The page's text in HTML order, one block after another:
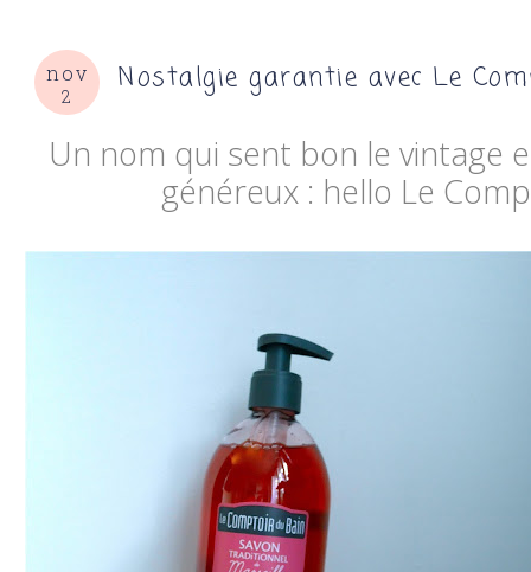
nov
2 Nostalgie garantie avec Le
Un nom qui sent bon le vintage
généreux : hello Le